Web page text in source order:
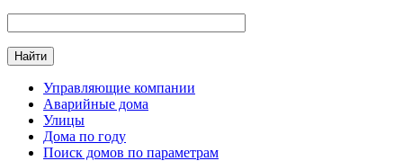
Главное меню
Управляющие компании
Аварийные дома
Улицы
Дома по году
Поиск домов по параметрам